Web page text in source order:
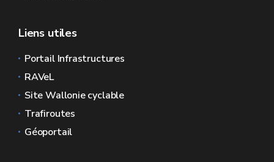
Liens utiles
Portail Infrastructures
RAVeL
Site Wallonie cyclable
Trafiroutes
Géoportail